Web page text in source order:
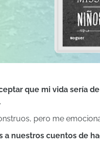
que mi vida sería
pero me
a nuestros cuentos de